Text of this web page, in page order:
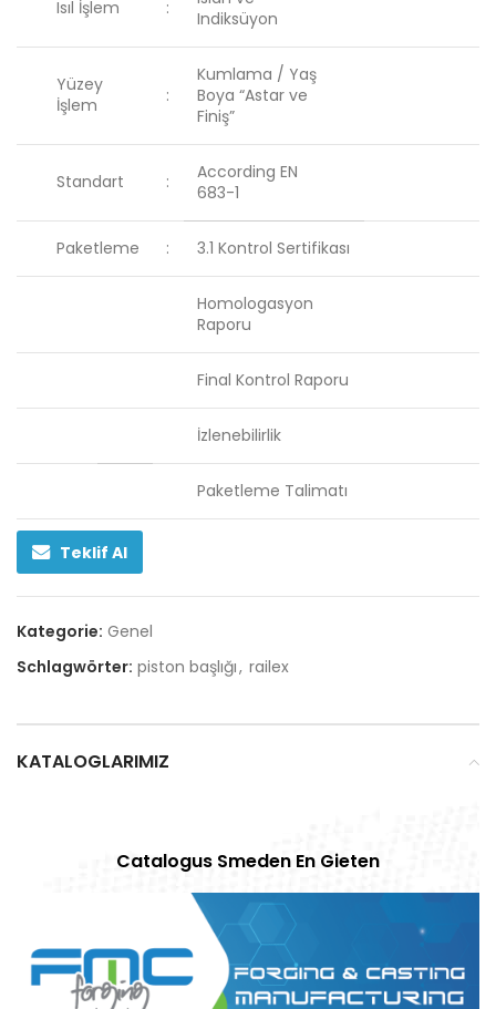
Isıl İşlem :
Indiksüyon
Yüzey
İşlem
:
Kumlama / Yaş
Boya “Astar ve
Finiş”
Standart :
According EN
683-1
Paketleme : 3.1 Kontrol Sertifikası
Homologasyon
Raporu
Final Kontrol Raporu
İzlenebilirlik
Paketleme Talimatı
Teklif Al
Kategorie: Genel
Schlagwörter: piston başlığı, railex
KATALOGLARIMIZ
Catalogus Smeden En Gieten